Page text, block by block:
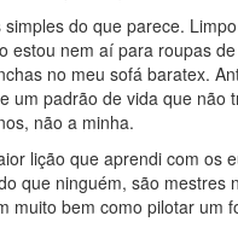
simples do que parece.
estou nem aí para roupas
no meu sofá baratex.
um padrão de vida que não
não a minha.
lição que aprendi com os
que ninguém, são mestres
muito bem como pilotar um